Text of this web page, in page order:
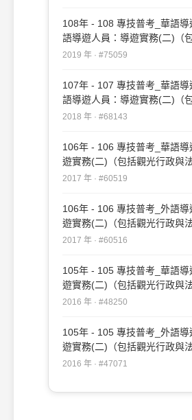
108年 - 108 專技普考_華語導
語導遊人員：導遊實務(二)（
與法規、臺灣地區與大陸地區
2019 年 · #75059
107年 - 107 專技普考_華語導
語導遊人員：導遊實務(二)（
與法規、臺灣地區與大陸地區
2018 年 · #68143
106年 - 106 專技普考_華語導
遊實務(二)（包括觀光行政與
區與大陸地區人民關係條例、
2017 年 · #60519
106年 - 106 專技普考_外語導
遊實務(二)（包括觀光行政與
區與大陸地區人民關係條例、
2017 年 · #60516
105年 - 105 專技普考_華語導
遊實務(二)（包括觀光行政與
區與大陸地區人民關係條例、
2016 年 · #48250
105年 - 105 專技普考_外語導
遊實務(二)（包括觀光行政與
區與大陸地區人民關係條例、
2016 年 · #47071